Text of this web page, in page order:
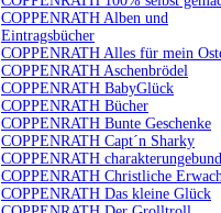
COPPENRATH Alben und
Eintragsbücher
COPPENRATH Alles für mein
COPPENRATH Aschenbrödel
COPPENRATH BabyGlück
COPPENRATH Bücher
COPPENRATH Bunte Geschenke
COPPENRATH Capt´n Sharky
COPPENRATH
COPPENRATH Christliche
COPPENRATH Das kleine Glück